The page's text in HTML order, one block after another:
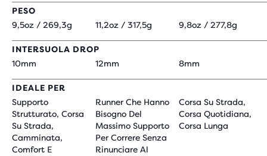
PESO
9,5oz / 269,3g
11,2oz / 317,5g 9,8oz / 277,8g
INTERSUOLA DROP
10mm
12mm 8mm
IDEALE PER
Supporto
Strutturato, Corsa
Su Strada,
Camminata,
Comfort E
Runner Che Hanno
Bisogno Del
Massimo Supporto
Per Correre Senza
Rinunciare Al
Corsa Su Strada,
Corsa Quotidiana,
Corsa Lunga